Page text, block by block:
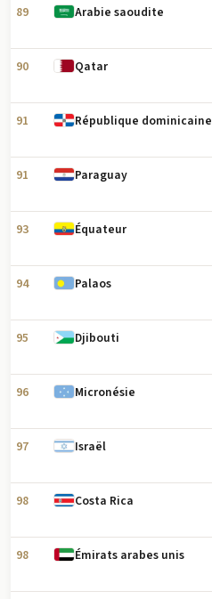
89 Arabie saoudite
90 Qatar
91 République dominicaine
91 Paraguay
93 Équateur
94 Palaos
95 Djibouti
96 Micronésie
97 Israël
98 Costa Rica
98 Émirats arabes unis